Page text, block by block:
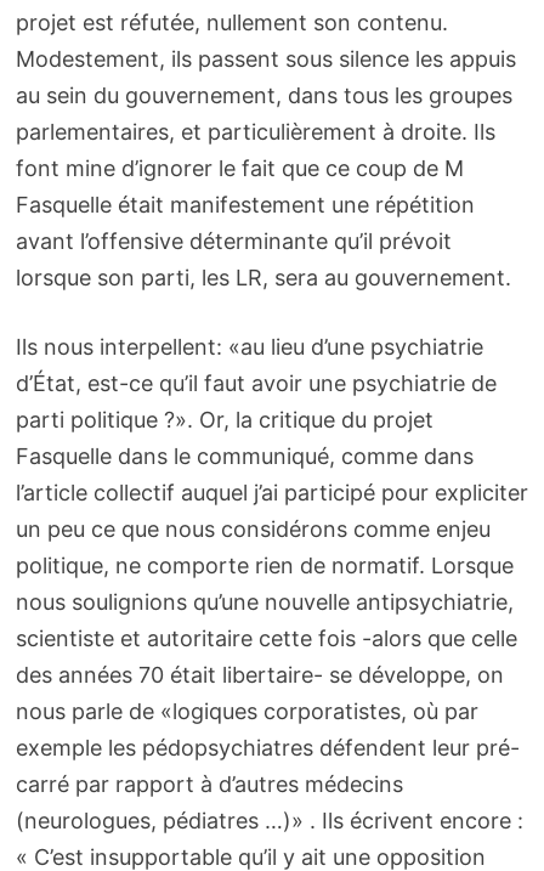
projet est réfutée, nullement son contenu.
Modestement, ils passent sous silence les appuis
au sein du gouvernement, dans tous les groupes
parlementaires, et particulièrement à droite. Ils
font mine d’ignorer le fait que ce coup de M
Fasquelle était manifestement une répétition
avant l’offensive déterminante qu’il prévoit
lorsque son parti, les LR, sera au gouvernement.
Ils nous interpellent: «au lieu d’une psychiatrie
d’État, est-ce qu’il faut avoir une psychiatrie de
parti politique ?». Or, la critique du projet
Fasquelle dans le communiqué, comme dans
l’article collectif auquel j’ai participé pour expliciter
un peu ce que nous considérons comme enjeu
politique, ne comporte rien de normatif. Lorsque
nous soulignions qu’une nouvelle antipsychiatrie,
scientiste et autoritaire cette fois -alors que celle
des années 70 était libertaire- se développe, on
nous parle de «logiques corporatistes, où par
exemple les pédopsychiatres défendent leur pré-
carré par rapport à d’autres médecins
(neurologues, pédiatres …)» . Ils écrivent encore :
« C’est insupportable qu’il y ait une opposition